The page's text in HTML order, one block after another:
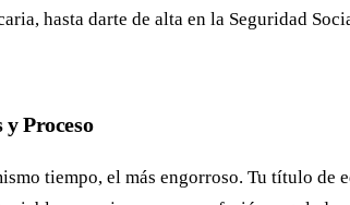
hasta darte de alta en la Seguridad
Proceso
tiempo, el más engorroso. Tu título